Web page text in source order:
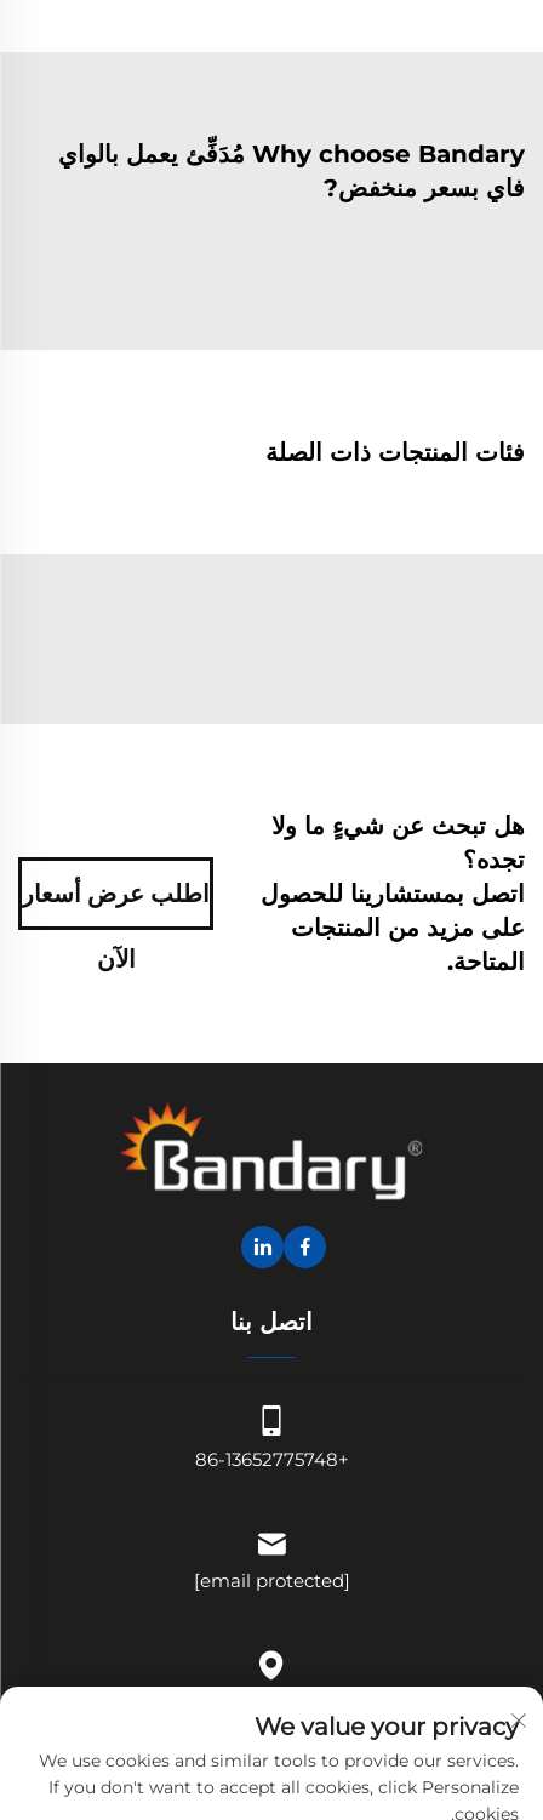
Why choose Bandary مُدَفِّئ يعمل بالواي
فاي بسعر منخفض?
فئات المنتجات ذات الصلة
هل تبحث عن شيءٍ ما ولا
تجده؟
اتصل بمستشارينا للحصول
على مزيد من المنتجات
المتاحة.
اطلب عرض أسعار
الآن
اتصل بنا
+86-13652775748
[email protected]
بينغهو، مقاطعة لونغغانغ، مدينة شينتشن، مقاطعة قوانغدونغ، الصين
We value your privacy
We use cookies and similar tools to provide our services.
If you don't want to accept all cookies, click Personalize
cookies.